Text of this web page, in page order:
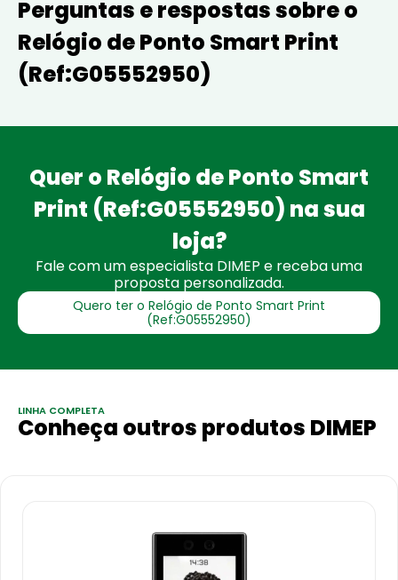
Perguntas e respostas sobre o
Relógio de Ponto Smart Print
(Ref:G05552950)
Quer o Relógio de Ponto Smart
Print (Ref:G05552950) na sua
loja?
Fale com um especialista DIMEP e receba uma
proposta personalizada.
Quero ter o Relógio de Ponto Smart Print
(Ref:G05552950)
LINHA COMPLETA
Conheça outros produtos DIMEP